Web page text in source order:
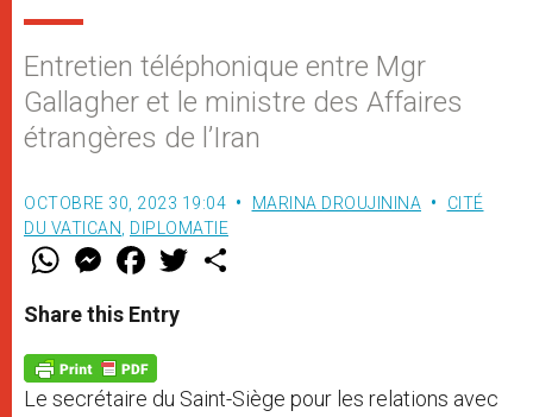
Entretien téléphonique entre Mgr
Gallagher et le ministre des Affaires
étrangères de l’Iran
OCTOBRE 30, 2023 19:04 MARINA DROUJININA
CITÉ
DU VATICAN
DIPLOMATIE
W
t
s
p
p
M
e
s
e
g
e
r
F
a
e
b
o
k
w
Share this Entry
Le secrétaire du Saint-Siège pour les relations avec